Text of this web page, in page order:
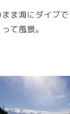
ま海にダイブ
て風景。